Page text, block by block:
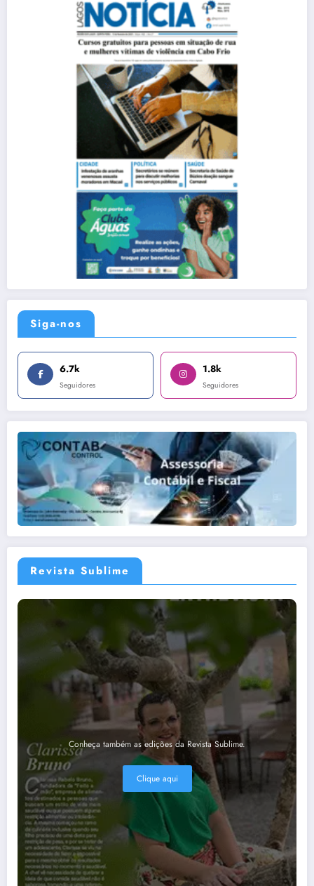
Siga-nos
6.7k
Seguidores
1.8k
Seguidores
Revista Sublime
Conheça também as edições da Revista Sublime.
Clique aqui